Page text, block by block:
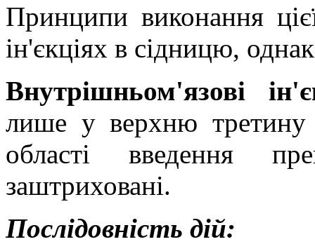
Принципи виконання
ін'єкціях в сідницю,
Внутрішньом'язові
лише у верхню третину
області введення
заштриховані.
Послідовність дій: